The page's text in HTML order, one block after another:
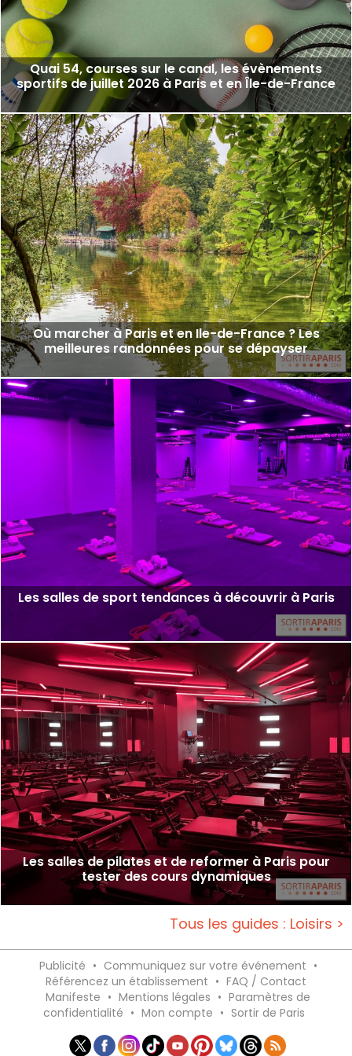
Quai 54, courses sur le canal, les évènements
sportifs de juillet 2026 à Paris et en Île-de-France
Où marcher à Paris et en Ile-de-France ? Les
meilleures randonnées pour se dépayser
Les salles de sport tendances à découvrir à Paris
Les salles de pilates et de reformer à Paris pour
tester des cours dynamiques
Tous les guides : Loisirs >
Publicité • Communiquez sur votre événement •
Référencez un établissement • FAQ / Contact
Manifeste • Mentions légales • Paramètres de
confidentialité • Mon compte • Sortir de Paris